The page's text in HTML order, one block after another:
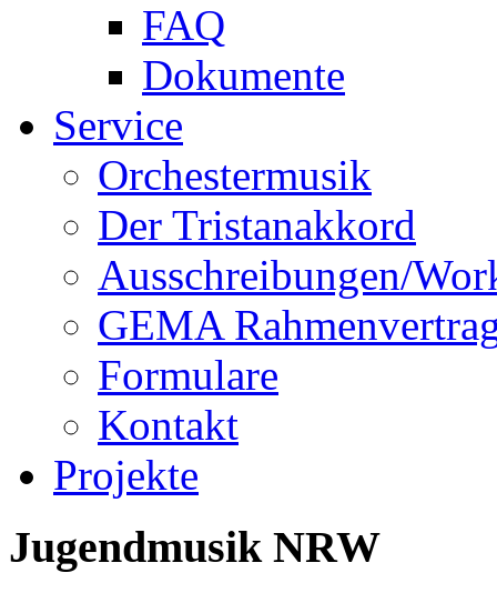
FAQ
Dokumente
Service
Orchestermusik
Der Tristanakkord
Ausschreibungen/
GEMA
Formulare
Kontakt
Projekte
Jugendmusik NRW